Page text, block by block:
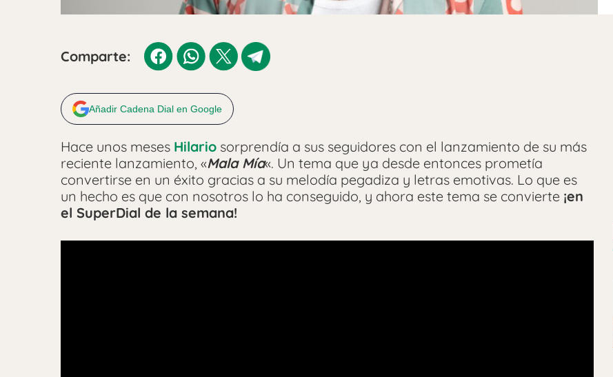
Comparte:
Añadir Cadena Dial en Google
Hace unos meses Hilario sorprendía a sus seguidores con el lanzamiento de su más
reciente lanzamiento, «Mala Mía«. Un tema que ya desde entonces prometía
convertirse en un éxito gracias a su melodía pegadiza y letras emotivas. Lo que es
un hecho es que con nosotros lo ha conseguido, y ahora este tema se convierte ¡en
el SuperDial de la semana!